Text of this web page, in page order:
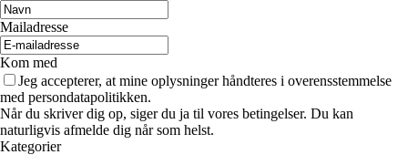
Mailadresse
Kom med
Jeg accepterer, at mine oplysninger håndteres i overensstemmelse
med persondatapolitikken.
Når du skriver dig op, siger du ja til vores betingelser. Du kan
naturligvis afmelde dig når som helst.
Kategorier